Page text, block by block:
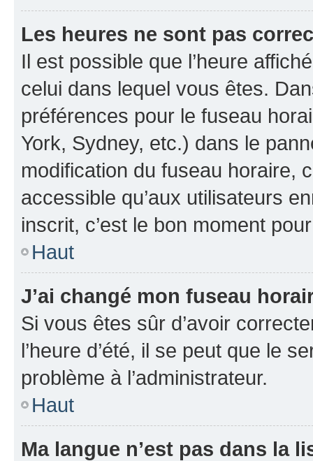
Les heures ne sont pas
Il est possible que l’heure
celui dans lequel vous êtes.
préférences pour le fuseau
York, Sydney, etc.) dans le
modification du fuseau horaire,
accessible qu’aux utilisateurs
inscrit, c’est le bon moment
Haut
J’ai changé mon fuseau
Si vous êtes sûr d’avoir
l’heure d’été, il se peut que le
problème à l’administrateur.
Haut
Ma langue n’est pas dans la